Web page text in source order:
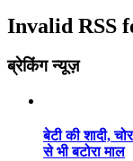
Invalid RSS
ब्रेकिंग न्यूज़
बेटी की शादी,
से भी बटोरा माल